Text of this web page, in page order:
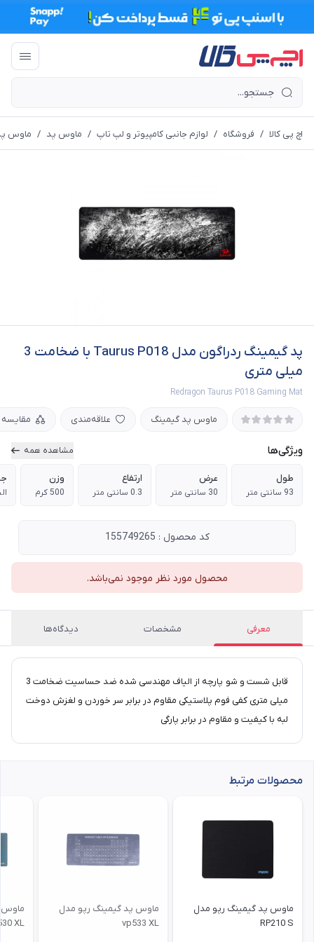
اچ پی کالا / فروشگاه / لوازم جانبی کامپیوتر و لپ تاپ / ماوس پد / ماوس
پد گیمینگ ردراگون مدل Taurus P018 با ضخامت 3
میلی متری
Redragon Taurus P018 Gaming Mat
ماوس پد گیمینگ علاقه‌مندی مقایسه
ویژگی‌ها مشاهده همه
طول
93 سانتی متر
عرض
30 سانتی متر
ارتفاع
0.3 سانتی متر
وزن
500 کرم
کد محصول : 155749265
محصول مورد نظر موجود نمی‌باشد.
معرفی مشخصات دیدگاه‌ها
قابل شست و شو پارچه از الیاف مهندسی شده ضد حساسیت ضخامت 3
میلی متری کفی فوم پلاستیکی مقاوم در برابر سر خوردن و لغزش دوخت
لبه با کیفیت و مقاوم در برابر پارگی
محصولات مرتبط
ماوس پد گیمینگ رپو مدل
RP210 S
ماوس پد گیمینگ رپو مدل
vp533 XL
ماوس
XL